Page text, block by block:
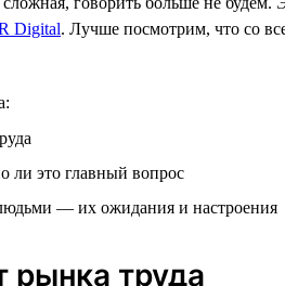
Digital. Лучше посмотрим, что со
ли это главный вопрос
— их ожидания и настроения
рынка труда